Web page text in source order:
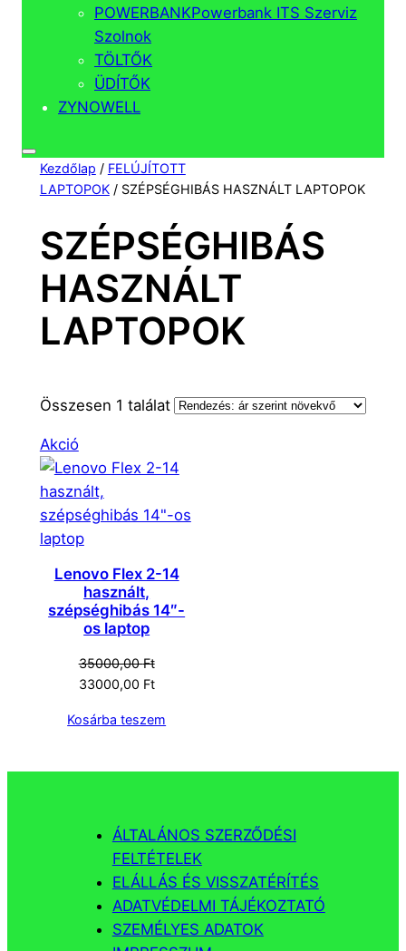
POWERBANKPowerbank ITS Szerviz
Szolnok
TÖLTŐK
ÜDÍTŐK
ZYNOWELL
Kezdőlap / FELÚJÍTOTT
LAPTOPOK/ SZÉPSÉGHIBÁS HASZNÁLT LAPTOPOK
SZÉPSÉGHIBÁS
HASZNÁLT
LAPTOPOK
Összesen 1 találat
AkcióAkciós
termék
Lenovo Flex 2-14
használt,
szépséghibás 14″-
os laptop
35000,00Ft
Original
was:
33000,00 FtCurrent
is:
Kosárba teszem
ÁLTALÁNOS SZERZŐDÉSI
FELTÉTELEK
ELÁLLÁS ÉS VISSZATÉRÍTÉS
ADATVÉDELMI TÁJÉKOZTATÓ
SZEMÉLYES ADATOK